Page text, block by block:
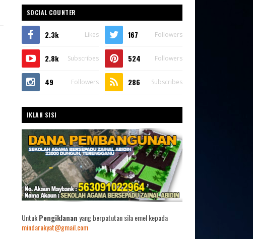
SOCIAL COUNTER
2.3k Likes 167 Followers
2.8k Subscribes 524 Followers
49 Followers 286 Subscribes
IKLAN SISI
UntukPengiklananyang berpatutan sila emel kepada
mindarakyat@gmail.com